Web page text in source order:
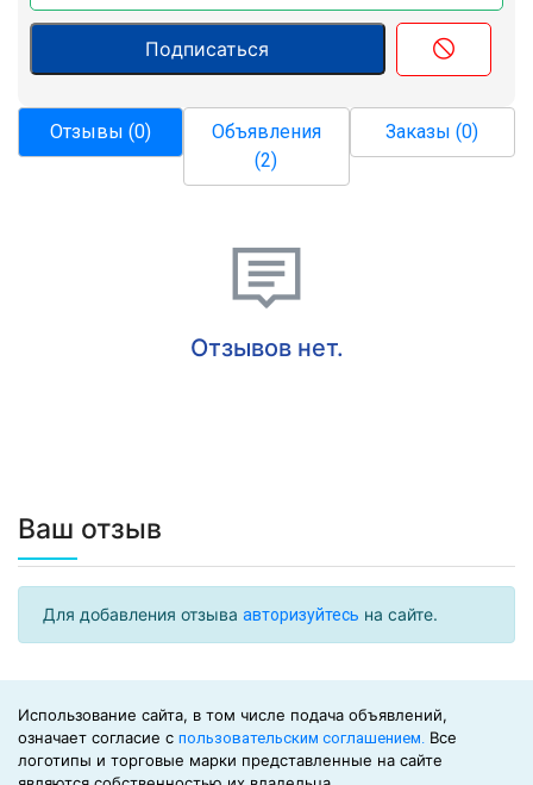
Отзывы (0)
Объявления
(2)
Заказы (0)
Отзывов нет.
Ваш отзыв
Для добавления отзыва авторизуйтесь на сайте.
Использование сайта, в том числе подача объявлений,
означает согласие с пользовательским соглашением. Все
логотипы и торговые марки представленные на сайте